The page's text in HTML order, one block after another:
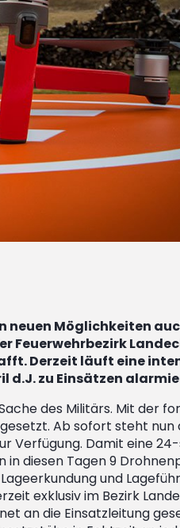
neuen Möglichkeiten
Feuerwehrbezirk
Derzeit läuft eine
d.J. zu Einsätzen
des Militärs. Mit der
Ab sofort steht nun
Verfügung. Damit eine
diesen Tagen 9
und
exklusiv im Bezirk
an die Einsatzleitung